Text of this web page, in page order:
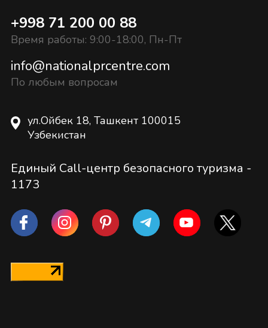
+998 71 200 00 88
Время работы: 9:00-18:00, Пн-Пт
info@nationalprcentre.com
По любым вопросам
ул.Ойбек 18, Ташкент 100015
Узбекистан
Единый Call-центр безопасного туризма -
1173